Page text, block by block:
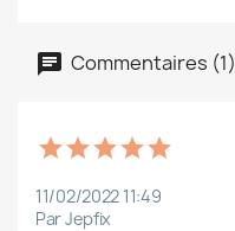
Commentaires (1)
11/02/2022 11:49
Par Jepfix